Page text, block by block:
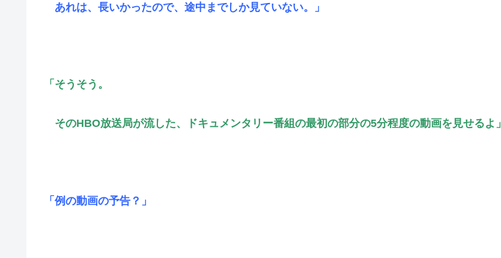
あれは、長いかったので、途中までしか見ていない。」
「そうそう。
そのHBO放送局が流した、ドキュメンタリー番組の最初の部分の5分程度の動画を見せるよ」
「例の動画の予告？」